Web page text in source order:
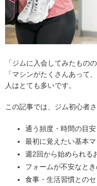
「ジムに入会してみたもの
「マシンがたくさんあって
人はとても多いです。
この記事では、ジム初心者
通う頻度・時間の目安
最初に覚えたい基本
週2回から始められる
フォームが不安なと
食事・生活習慣との